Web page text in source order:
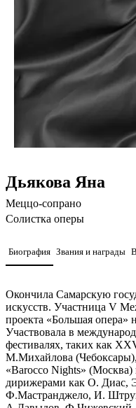
Дьякова Яна
Меццо-сопрано
Солистка оперы
Биография Звания и награды
Окончила Самарскую
искусств. Участница V
проекта «Большая опера»
Участвовала в
фестивалях, таких как
М.Михайлова
«Barocco Nights»
дирижерами как О. Диас,
Ф.Мастранджело, И.